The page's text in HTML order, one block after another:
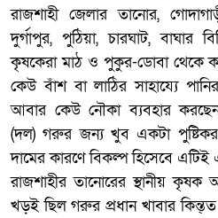
রাজশাহী জেলার তানোর,
দুর্গাপুর, পুঠিয়া, চারঘাট, বাঘার
কৃষকেরা মাঠ ও পুকুর-ডোবা থেকে
কেউ বাঁশ বা লাঠির সাহায্যে
আবার কেউ নৌকা ব্যবহার
(দল) গরুর জন্য খুব একটা
দামের কারণে বিকল্প হিসেবে এটিই
রাজশাহীর তানোরের স্থানীয়
খড়ই ছিল গরুর প্রধান খাবার